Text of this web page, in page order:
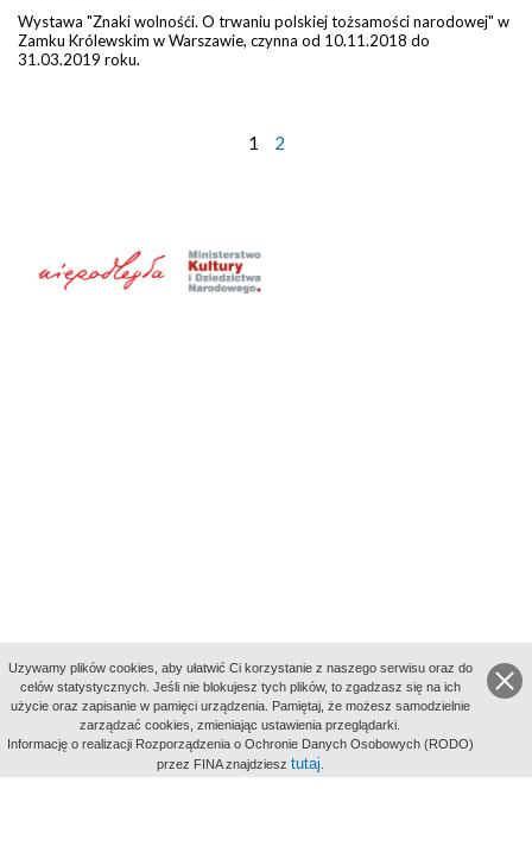
Wystawa "Znaki wolnośći. O trwaniu polskiej tożsamości narodowej" w
Zamku Królewskim w Warszawie, czynna od 10.11.2018 do
31.03.2019 roku.
1 2
aktywności
Uzywamy plików cookies, aby ułatwić Ci korzystanie z naszego serwisu oraz do
celów statystycznych. Jeśli nie blokujesz tych plików, to zgadzasz się na ich
użycie oraz zapisanie w pamięci urządzenia. Pamiętaj, że możesz samodzielnie
zarządzać cookies, zmieniając ustawienia przeglądarki.
Informację o realizacji Rozporządzenia o Ochronie Danych Osobowych (RODO)
przez FINA znajdziesz tutaj